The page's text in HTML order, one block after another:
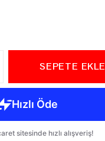
SEPETE EKLE